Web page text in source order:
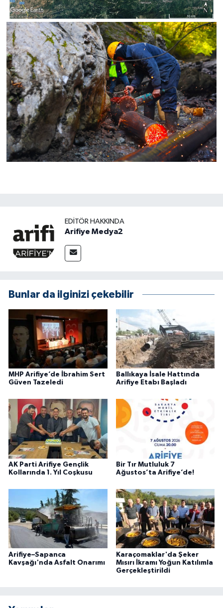
EDITÖR HAKKINDA
Arifiye Medya2
Bunlar da ilginizi çekebilir
MHP Arifiye’de İbrahim Sert
Güven Tazeledi
Ballıkaya İsale Hattında
Arifiye Etabı Başladı
AK Parti Arifiye Gençlik
Kollarında 1. Yıl Coşkusu
Bir Tır Mutluluk 7
Ağustos’ta Arifiye’de!
Arifiye–Sapanca
Kavşağı'nda Asfalt Onarımı
Karaçomaklar'da Şeker
Mısırı İkramı Yoğun Katılımla
Gerçekleştirildi